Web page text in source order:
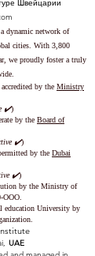
Министерством
разрешен
Швейцарии
dynamic network of
cities. With 3,800
we proudly foster a truly
by the Ministry
✔️)
by theBoard of
✔️
by theDubai
✔️)
by the
-OOO.
education University by